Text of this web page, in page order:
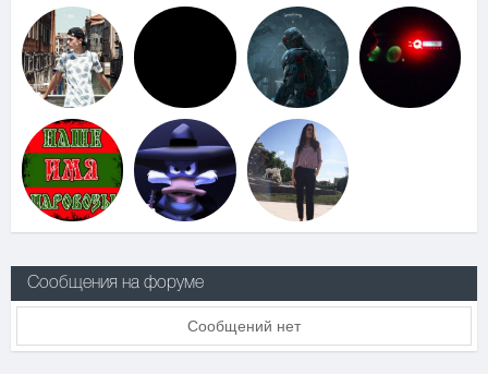
Сообщения на форуме
Сообщений нет